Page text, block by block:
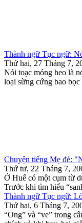
Thành ngữ Tục ngữ:
Thứ hai, 27 Tháng 7,
Nói toạc móng heo là
loại sừng cứng bao
Chuyện tiếng Mẹ đẻ:
Thứ tư, 22 Tháng 7,
Ở Huế có một cụm từ
Trước khi tìm hiểu
Thành ngữ Tục ngữ:
Thứ hai, 6 Tháng 7,
“Ong” và “ve” trong